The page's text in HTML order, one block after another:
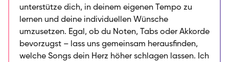
Spaß hast und dich in deinem eigenen Tempo
entwickeln kannst. Dabei ist es mir wichtig, dass du
nicht unter Druck stehst, alles sofort perfekt
beherrschen zu müssen. Du entscheidest, welche
Themen für dich relevant sind – sei es Gehörbildung,
unterstütze dich, in deinem eigenen Tempo zu
lernen und deine individuellen Wünsche
umzusetzen. Egal, ob du Noten, Tabs oder Akkorde
bevorzugst – lass uns gemeinsam herausfinden,
welche Songs dein Herz höher schlagen lassen. Ich